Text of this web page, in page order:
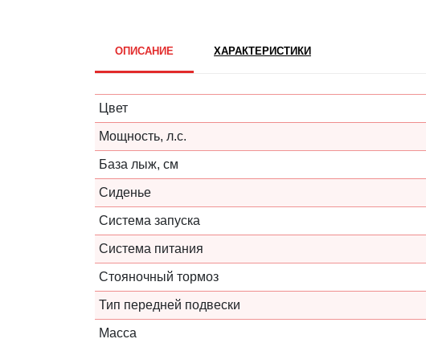
ОПИСАНИЕ ХАРАКТЕРИСТИКИ
Цвет
Мощность, л.с.
База лыж, см
Сиденье
Система запуска
Система питания
Стояночный тормоз
Тип передней подвески
Масса